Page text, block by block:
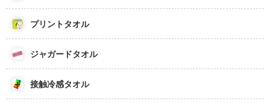
プリントタオル
ジャガードタオル
接触冷感タオル